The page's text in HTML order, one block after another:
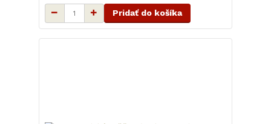
Pridať do košíka